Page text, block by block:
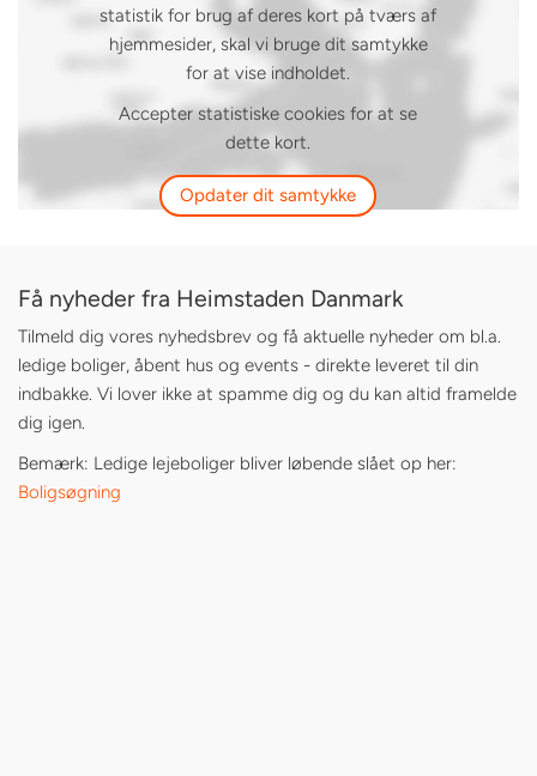
statistik for brug af deres kort på tværs af
hjemmesider, skal vi bruge dit samtykke
for at vise indholdet.
Accepter statistiske cookies for at se
dette kort.
Opdater dit samtykke
Få nyheder fra Heimstaden Danmark
Tilmeld dig vores nyhedsbrev og få aktuelle nyheder om bl.a.
ledige boliger, åbent hus og events - direkte leveret til din
indbakke. Vi lover ikke at spamme dig og du kan altid framelde
dig igen.
Bemærk: Ledige lejeboliger bliver løbende slået op her:
Boligsøgning